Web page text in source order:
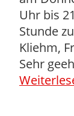
Uhr bis
Stunde
Kliehm,
Sehr